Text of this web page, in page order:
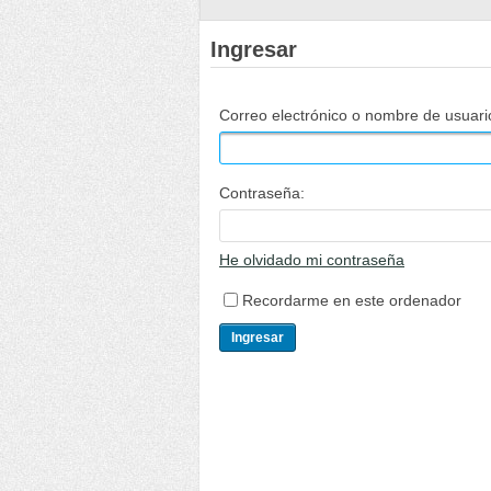
Ingresar
Correo electrónico o nombre de
Contraseña:
He olvidado mi contraseña
Recordarme en este ordenador